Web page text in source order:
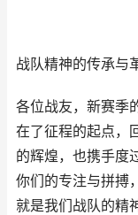
战队精神的传承与
各位战友，新赛季
在了征程的起点，
的辉煌，也携手度
你们的专注与拼搏
就是我们战队的精